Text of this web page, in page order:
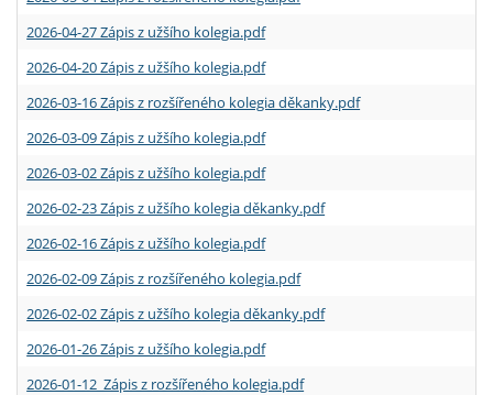
2026-04-27 Zápis z užšího kolegia.pdf
2026-04-20 Zápis z užšího kolegia.pdf
2026-03-16 Zápis z rozšířeného kolegia děkanky.pdf
2026-03-09 Zápis z užšího kolegia.pdf
2026-03-02 Zápis z užšího kolegia.pdf
2026-02-23 Zápis z užšího kolegia děkanky.pdf
2026-02-16 Zápis z užšího kolegia.pdf
2026-02-09 Zápis z rozšířeného kolegia.pdf
2026-02-02 Zápis z užšího kolegia děkanky.pdf
2026-01-26 Zápis z užšího kolegia.pdf
2026-01-12 Zápis z rozšířeného kolegia.pdf